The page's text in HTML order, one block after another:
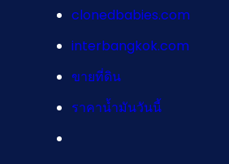
clonedbabies.com
interbangkok.com
ขายที่ดิน
ราคาน้ำมันวันนี้